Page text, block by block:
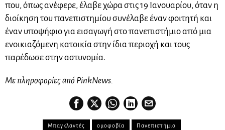
που, όπως ανέφερε, έλαβε χώρα στις 19 Ιανουαρίου, όταν η
διοίκηση του πανεπιστημίου συνέλαβε έναν φοιτητή και
έναν υποψήφιο για εισαγωγή στο πανεπιστήμιο από μια
ενοικιαζόμενη κατοικία στην ίδια περιοχή και τους
παρέδωσε στην αστυνομία.
Με πληροφορίες από PinkNews.
Μπαγκλαντές ομοφοβία Πανεπιστήμιο